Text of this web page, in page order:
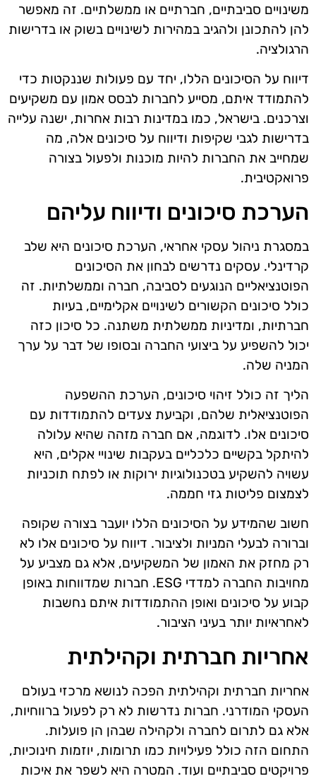
משינויים סביבתיים, חברתיים או ממשלתיים. זה מאפשר
להן להתכונן ולהגיב במהירות לשינויים בשוק או בדרישות
הרגולציה.
דיווח על הסיכונים הללו, יחד עם פעולות שננקטות כדי
להתמודד איתם, מסייע לחברות לבסס אמון עם משקיעים
וצרכנים. בישראל, כמו במדינות רבות אחרות, ישנה עלייה
בדרישות לגבי שקיפות ודיווח על סיכונים אלה, מה
שמחייב את החברות להיות מוכנות ולפעול בצורה
פרואקטיבית.
הערכת סיכונים ודיווח עליהם
במסגרת ניהול עסקי אחראי, הערכת סיכונים היא שלב
קרדינלי. עסקים נדרשים לבחון את הסיכונים
הפוטנציאליים הנוגעים לסביבה, חברה וממשלתיות. זה
כולל סיכונים הקשורים לשינויים אקלימיים, בעיות
חברתיות, ומדיניות ממשלתית משתנה. כל סיכון כזה
יכול להשפיע על ביצועי החברה ובסופו של דבר על ערך
המניה שלה.
הליך זה כולל זיהוי סיכונים, הערכת ההשפעה
הפוטנציאלית שלהם, וקביעת צעדים להתמודדות עם
סיכונים אלו. לדוגמה, אם חברה מזהה שהיא עלולה
להיתקל בקשיים כלכליים בעקבות שינויי אקלים, היא
עשויה להשקיע בטכנולוגיות ירוקות או לפתח תוכניות
לצמצום פליטות גזי חממה.
חשוב שהמידע על הסיכונים הללו יועבר בצורה שקופה
וברורה לבעלי המניות ולציבור. דיווח על סיכונים אלו לא
רק מחזק את האמון של המשקיעים, אלא גם מצביע על
מחויבות החברה למדדי ESG. חברות שמדווחות באופן
קבוע על סיכונים ואופן ההתמודדות איתם נחשבות
לאחראיות יותר בעיני הציבור.
אחריות חברתית וקהילתית
אחריות חברתית וקהילתית הפכה לנושא מרכזי בעולם
העסקי המודרני. חברות נדרשות לא רק לפעול ברווחיות,
אלא גם לתרום לחברה ולקהילה שבהן הן פועלות.
התחום הזה כולל פעילויות כמו תרומות, יוזמות חינוכיות,
פרויקטים סביבתיים ועוד. המטרה היא לשפר את איכות